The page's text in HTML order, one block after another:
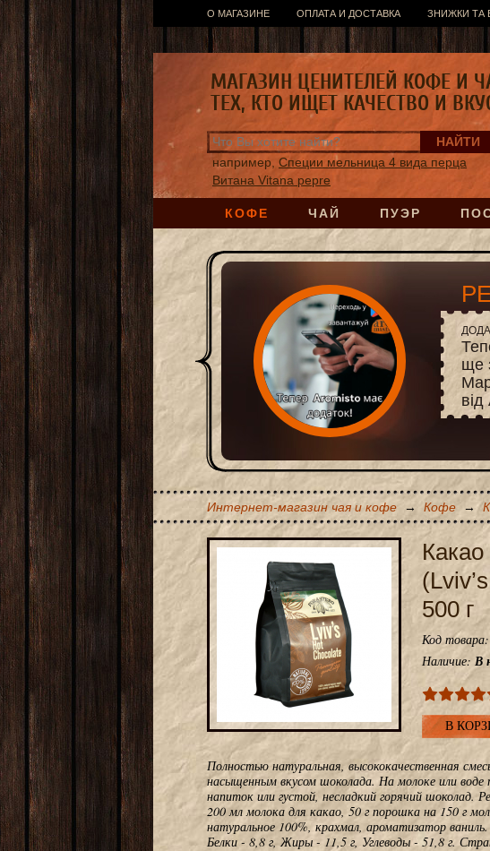
О МАГАЗИНЕ ОПЛАТА И ДОСТАВКА ЗНИЖКИ ТА
КОФЕ ЧАЙ ПУЭР
например, Специи мельница 4 вида перца
Витана Vitana pepre
МАГАЗИН ЦЕНИТЕЛЕЙ КОФЕ И
ТЕХ, КТО ИЩЕТ КАЧЕСТВО И
ще
Интернет-магазин чая и кофе → Кофе →
500 г
Код
Наличие: В
В
Полностью натуральная, высококачественная
насыщенным вкусом шоколада. На молоке или воде
напиток или густой, несладкий горячий шоколад.
200 мл молока для какао, 50 г порошка на 150 г
натуральное 100%, крахмал, ароматизатор
Белки - 8,8 г, Жиры - 11,5 г, Углеводы - 51,8 г.